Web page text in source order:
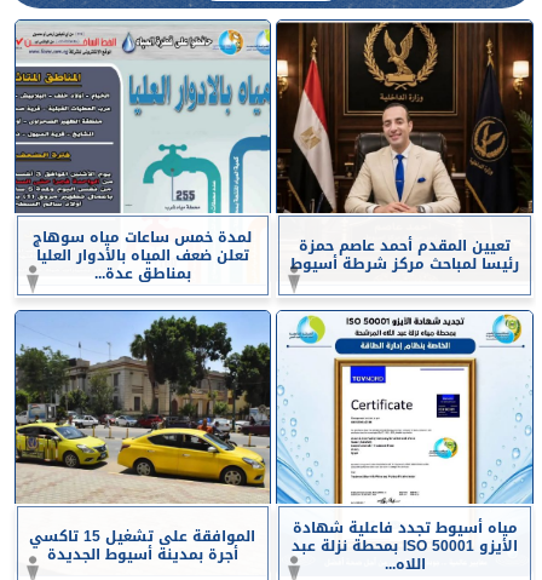
تعيين المقدم أحمد عاصم حمزة
رئيسا لمباحث مركز شرطة أسيوط
لمدة خمس ساعات مياه سوهاج
تعلن ضعف المياه بالأدوار العليا
بمناطق عدة...
مياه أسيوط تجدد فاعلية شهادة
الأيزو ISO 50001 بمحطة نزلة عبد
اللاه...
الموافقة على تشغيل 15 تاكسي
أجرة بمدينة أسيوط الجديدة